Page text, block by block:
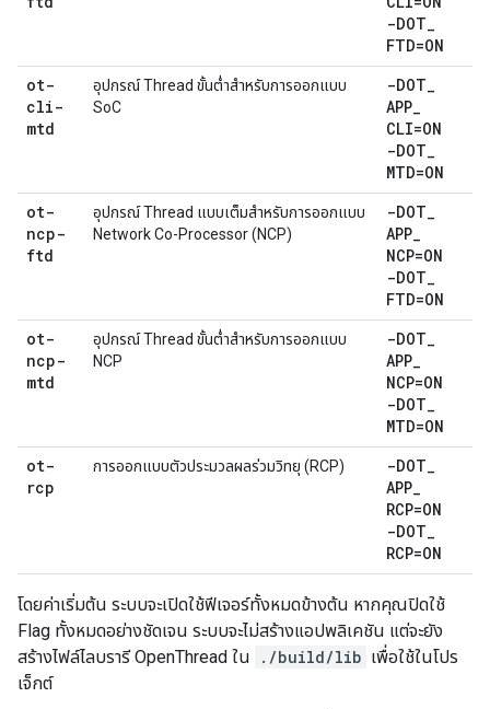
-DOT_
FTD=ON
ot-
cli-
mtd
อุปกรณ์ Thread ขั้นต่ำสำหรับการออกแบบ
SoC
-DOT_
APP_
CLI=ON
-DOT_
MTD=ON
ot-
ncp-
ftd
อุปกรณ์ Thread แบบเต็มสำหรับการออกแบบ
Network Co-Processor (NCP)
-DOT_
APP_
NCP=ON
-DOT_
FTD=ON
ot-
ncp-
mtd
อุปกรณ์ Thread ขั้นต่ำสำหรับการออกแบบ
NCP
-DOT_
APP_
NCP=ON
-DOT_
MTD=ON
ot-
rcp
การออกแบบตัวประมวลผลร่วมวิทยุ (RCP) -DOT_
APP_
RCP=ON
-DOT_
RCP=ON
โดยค่าเริ่มต้น ระบบจะเปิดใช้ฟีเจอร์ทั้งหมดข้างต้น หากคุณปิดใช้
Flag ทั้งหมดอย่างชัดเจน ระบบจะไม่สร้างแอปพลิเคชัน แต่จะยัง
สร้างไฟล์ไลบรารี OpenThread ใน
./build/lib เพื่อใช้ในโปร
เจ็กต์